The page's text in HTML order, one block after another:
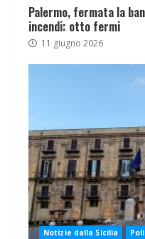
Palermo, fermata la
incendi: otto fermi
11 giugno 2026
Notizie dalla Sicilia